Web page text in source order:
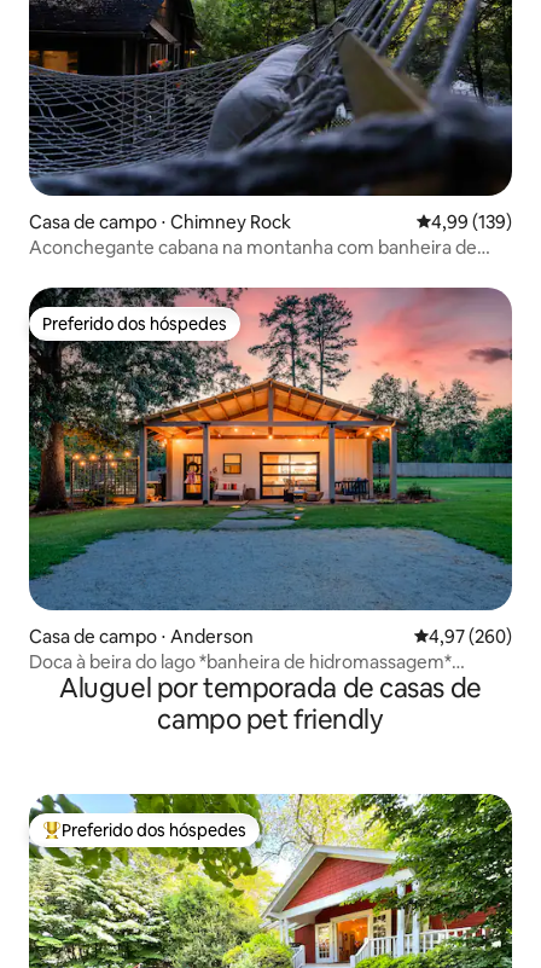
Casa de campo ⋅ Chimney Rock 4,99 de uma
4,99 (139)
Aconchegante cabana na montanha com banheira de
Preferido dos hóspedes
Preferido dos hóspedes
Casa de campo ⋅ Anderson 4,97 de uma
4,97 (260)
Doca à beira do lago *banheira de hidromassagem*
Anderson/Clemson cama king size
Aluguel por temporada de casas de
campo pet friendly
Entre os melhores preferidos dos hóspedes
Preferido dos hóspedes